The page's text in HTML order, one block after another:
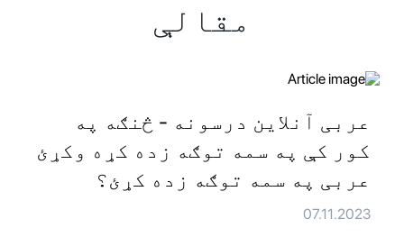
مقالې
عربی آنلاین درسونه - څنګه په
کور کې په سمه توګه زده کړه وکړئ
عربی په سمه توګه زده کړئ؟
07.11.2023